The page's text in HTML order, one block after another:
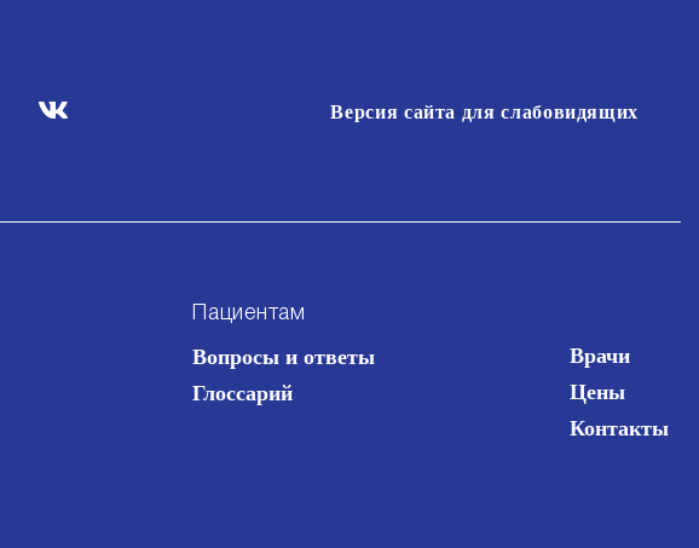
Версия сайта для слабовидящих
Пациентам
Вопросы и ответы
Глоссарий
Врачи
Цены
Контакты